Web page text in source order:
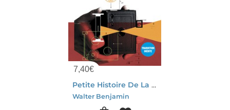
7,40€
Petite Histoire De La Photographie ; Une Photo D'enfance
Walter Benjamin